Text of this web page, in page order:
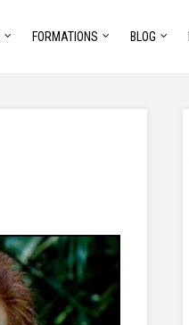
FORMATIONS BLOG